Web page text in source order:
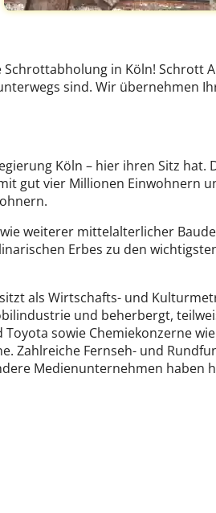
in Köln! Schrott
sind. Wir übernehmen
Köln – hier ihren Sitz hat.
gut vier Millionen Einwohnern
weiterer mittelalterlicher
Erbes zu den
als Wirtschafts- und
und beherbergt,
sowie Chemiekonzerne wie
Zahlreiche Fernseh- und
Medienunternehmen haben